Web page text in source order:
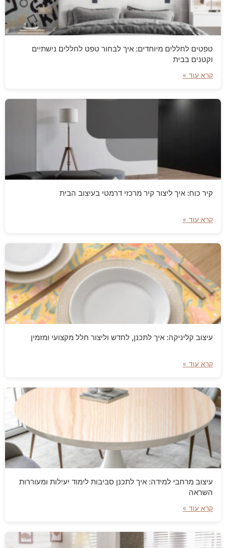
טפטים לחללים מיוחדים: איך לבחור טפט לחללים נישתיים
וקטנים בבית
קרא עוד »
קיר כוח: איך ליצור קיר מרכזי דרמטי בעיצוב הבית
קרא עוד »
עיצוב קליניקה: איך לתכנן, לחדש וליצור חלל מקצועי ומזמין
קרא עוד »
עיצוב מרחבי למידה: איך לתכנן סביבות לימוד יעילות ומעוררות
השראה
קרא עוד »